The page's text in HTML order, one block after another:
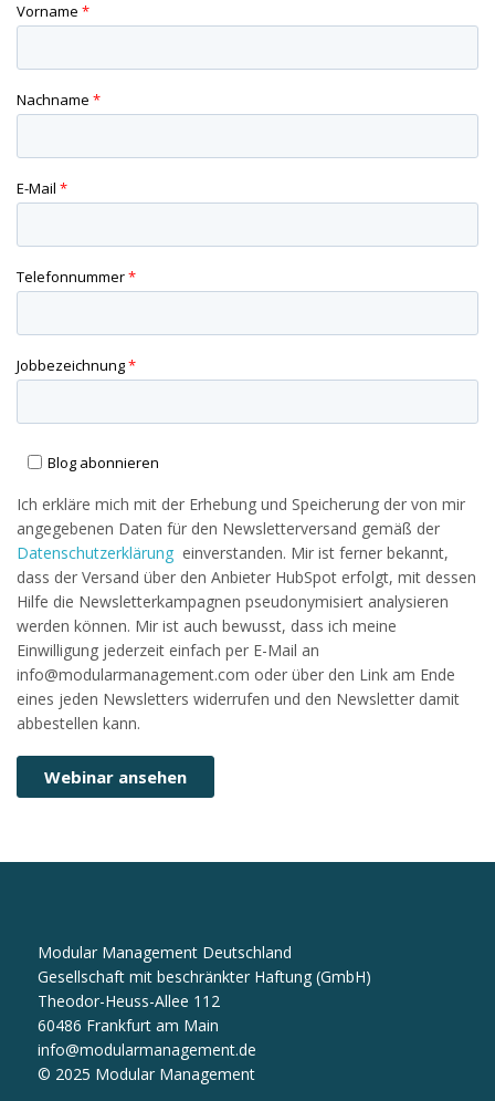
Vorname *
Nachname *
E-Mail *
Telefonnummer*
Jobbezeichnung*
Blog abonnieren
Ich erkläre mich mit der Erhebung und Speicherung der von mir
angegebenen Daten für den Newsletterversand gemäß der
Datenschutzerklärung einverstanden. Mir ist ferner bekannt,
dass der Versand über den Anbieter HubSpot erfolgt, mit dessen
Hilfe die Newsletterkampagnen pseudonymisiert analysieren
werden können. Mir ist auch bewusst, dass ich meine
Einwilligung jederzeit einfach per E-Mail an
info@modularmanagement.com oder über den Link am Ende
eines jeden Newsletters widerrufen und den Newsletter damit
abbestellen kann.
Modular Management Deutschland
Gesellschaft mit beschränkter Haftung (GmbH)
Theodor-Heuss-Allee 112
60486 Frankfurt am Main
info@modularmanagement.de
© 2025 Modular Management